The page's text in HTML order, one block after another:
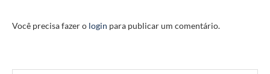
Você precisa fazer o login para publicar um comentário.